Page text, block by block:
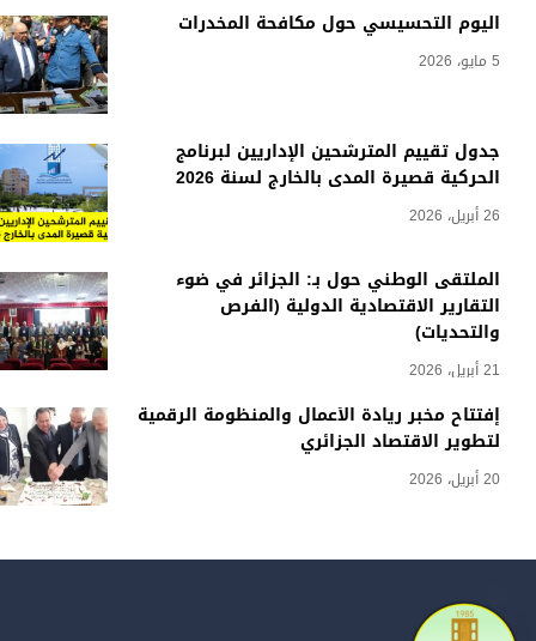
اليوم التحسيسي حول مكافحة المخدرات
5 مايو، 2026
جدول تقييم المترشحين الإداريين لبرنامج
الحركية قصيرة المدى بالخارج لسنة 2026
26 أبريل، 2026
الملتقى الوطني حول بـ: الجزائر في ضوء
التقارير الاقتصادية الدولية (الفرص
والتحديات)
21 أبريل، 2026
إفتتاح مخبر ريادة الأعمال والمنظومة الرقمية
لتطوير الاقتصاد الجزائري
20 أبريل، 2026